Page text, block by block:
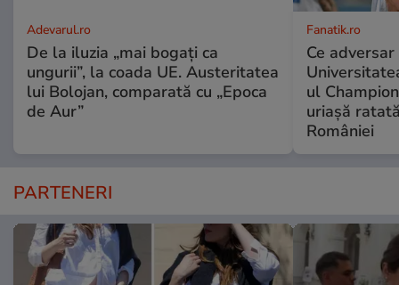
Adevarul.ro
De la iluzia „mai bogați ca
ungurii”, la coada UE. Austeritatea
lui Bolojan, comparată cu „Epoca
de Aur”
Fanatik.ro
Ce
ul
uriașă
României
PARTENERI